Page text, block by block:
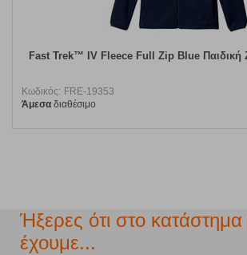
Fast Trek™ IV Fleece Full Zip Blue Παιδική
Κωδικός: FRE-19353
Άμεσα διαθέσιμο
Ήξερες ότι στο
έχουμε...